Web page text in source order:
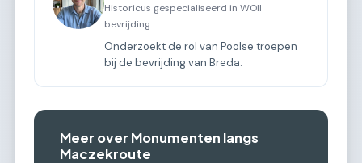
Historicus gespecialiseerd in WOII
bevrijding
Onderzoekt de rol van Poolse troepen
bij de bevrijding van Breda.
Meer over Monumenten langs
Maczekroute